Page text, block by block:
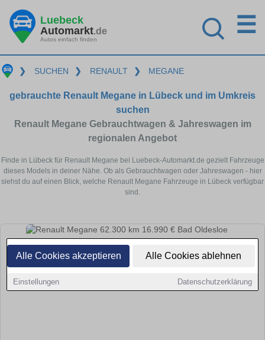
Alle Cookies akzeptieren Alle Cookies ablehnen
Einstellungen Datenschutzerklärung
Luebeck
Automarkt.de
Autos einfach finden
☰
❯ SUCHEN ❯ RENAULT ❯ MEGANE
gebrauchte Renault Megane in Lübeck und im Umkreis
suchen
Renault Megane Gebrauchtwagen & Jahreswagen im
regionalen Angebot
Finde in Lübeck für Renault Megane bei Luebeck-Automarkt.de gezielt Fahrzeuge
dieses Models in deiner Nähe. Ob als Gebrauchtwagen oder Jahreswagen - hier
siehst du auf einen Blick, welche Renault Megane Fahrzeuge in Lübeck verfügbar
sind.